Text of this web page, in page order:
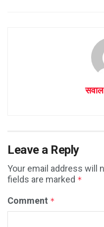
Leave a Reply
Your email address will
fields are marked *
Comment *